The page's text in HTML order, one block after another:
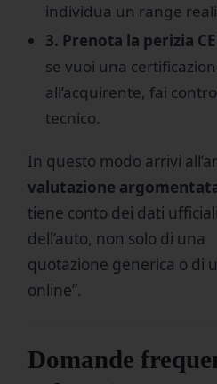
individua un range
3. Prenota la perizia
se vuoi una
all’acquirente, fai
tecnico.
In questo modo arrivi
valutazione
tiene conto dei dati
dell’auto, non solo di una
quotazione generica o di
online”.
Domande